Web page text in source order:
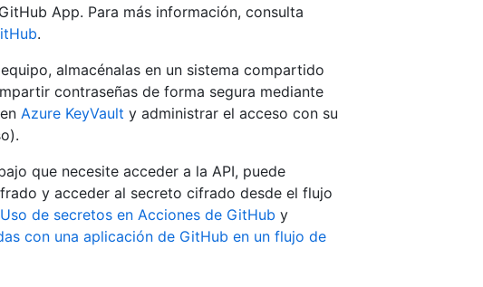
App. Para más información, consulta
.
almacénalas en un sistema compartido
contraseñas de forma segura mediante
Azure KeyVault y administrar el acceso con su
que necesite acceder a la API, puede
y acceder al secreto cifrado desde el flujo
Uso de secretos en Acciones de GitHub y
con una aplicación de GitHub en un flujo de